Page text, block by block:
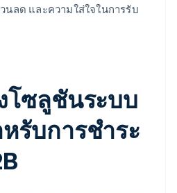
นลด และความใส่ใจในการรับ
โซลูชันระบบ
รับการชําระ